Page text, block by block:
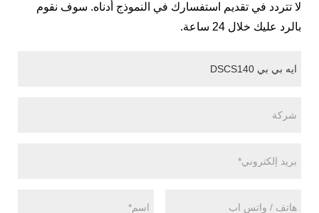
لا تتردد في تقديم استفسارك في النموذج أدناه. سوف نقوم
بالرد عليك خلال 24 ساعة.